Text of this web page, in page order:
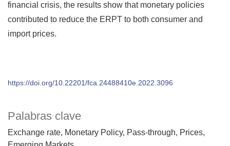
Palabras clave
Exchange rate Monetary Policy Pass-through
Prices
financial crisis, the results show that monetary policies
contributed to reduce the ERPT to both consumer and
import prices.
https://doi.org/10.22201/fca.24488410e.2022.3096